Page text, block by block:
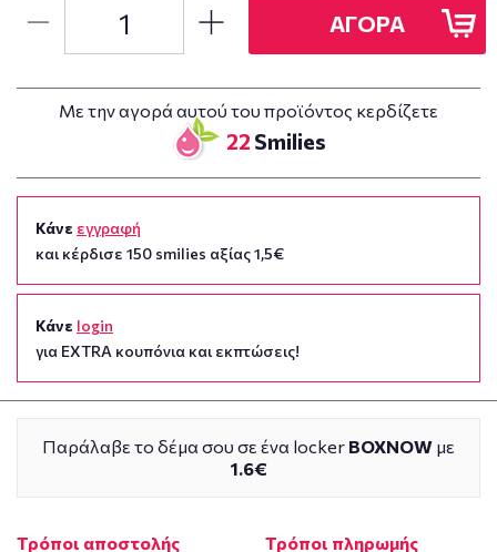
ΑΓΟΡΑ
Με την αγορά αυτού του προϊόντος κερδίζετε
22 Smilies
Κάνε εγγραφή
και κέρδισε 150 smilies αξίας 1,5€
Κάνε login
για EXTRA κουπόνια και εκπτώσεις!
Παράλαβε το δέμα σου σε ένα locker BOXNOW με
1.6€
Τρόποι αποστολής Τρόποι πληρωμής